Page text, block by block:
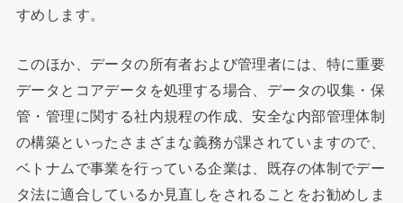
すめします。
このほか、データの所有者および管理者には、特に重要
データとコアデータを処理する場合、データの収集・保
管・管理に関する社内規程の作成、安全な内部管理体制
の構築といったさまざまな義務が課されていますので、
ベトナムで事業を行っている企業は、既存の体制でデー
タ法に適合しているか見直しをされることをお勧めしま